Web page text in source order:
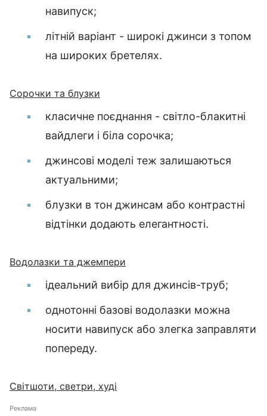
навипуск;
літній варіант - широкі джинси з топом
на широких бретелях.
Сорочки та блузки
класичне поєднання - світло-блакитні
вайдлеги і біла сорочка;
джинсові моделі теж залишаються
актуальними;
блузки в тон джинсам або контрастні
відтінки додають елегантності.
Водолазки та джемпери
ідеальний вибір для джинсів-труб;
однотонні базові водолазки можна
носити навипуск або злегка заправляти
попереду.
Світшоти, светри, худі
Реклама